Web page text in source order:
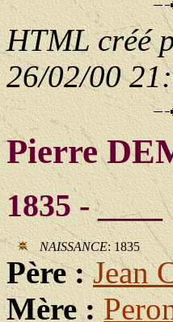
HTML créé
26/02/00
Pierre
1835 - ____
NAISSANCE: 1835
Père :Jean
Mère :